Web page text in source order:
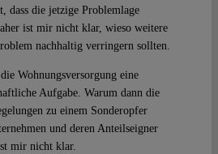
dass die jetzige Problemlage
ist mir nicht klar, wieso weitere
nachhaltig verringern sollten.
Wohnungsversorgung eine
Aufgabe. Warum dann die
zu einem Sonderopfer
und deren Anteilseigner
mir nicht klar.